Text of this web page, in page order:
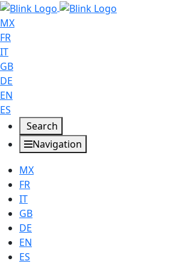
MX
FR
IT
GB
DE
EN
ES
Search
Navigation
MX
FR
IT
GB
DE
EN
ES